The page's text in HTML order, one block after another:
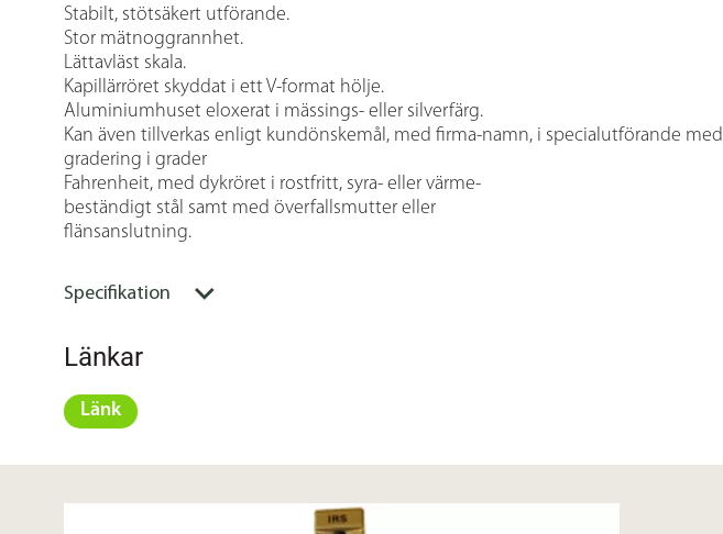
Stabilt, stötsäkert utförande.
Stor mätnoggrannhet.
Lättavläst skala.
Kapillärröret skyddat i ett V-format hölje.
Aluminiumhuset eloxerat i mässings- eller silverfärg.
Kan även tillverkas enligt kundönskemål, med firma-namn, i specialutförande med
gradering i grader
Fahrenheit, med dykröret i rostfritt, syra- eller värme-
beständigt stål samt med överfallsmutter eller
flänsanslutning.
Specifikation
Länkar
Länk